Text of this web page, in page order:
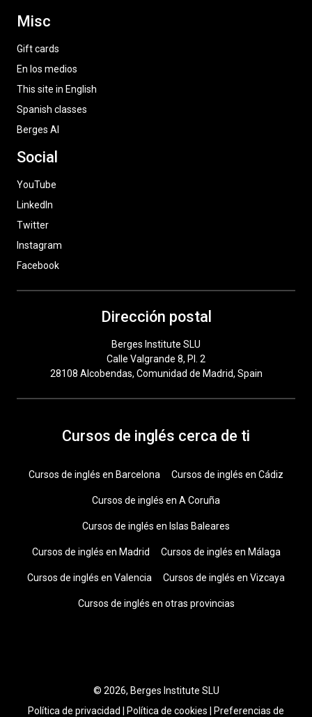
Misc
Gift cards
En los medios
This site in English
Spanish classes
Berges AI
Social
YouTube
LinkedIn
Twitter
Instagram
Facebook
Dirección postal
Berges Institute SLU
Calle Valgrande 8, Pl. 2
28108 Alcobendas, Comunidad de Madrid, Spain
Cursos de inglés cerca de ti
Cursos de inglés en Barcelona Cursos de inglés en Cádiz
Cursos de inglés en A Coruña
Cursos de inglés en Islas Baleares
Cursos de inglés en Madrid Cursos de inglés en Málaga
Cursos de inglés en Valencia Cursos de inglés en Vizcaya
Cursos de inglés en otras provincias
© 2026, Berges Institute SLU
Política de privacidad
Política de cookies Preferencias de